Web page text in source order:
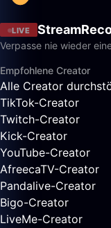
LIVE
Verpasse nie wieder
Empfohlene Creator
Alle Creator
TikTok-Creator
Twitch-Creator
Kick-Creator
YouTube-Creator
AfreecaTV-Creator
Pandalive-Creator
Bigo-Creator
LiveMe-Creator